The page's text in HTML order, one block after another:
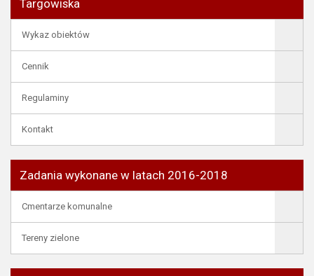
Targowiska
Wykaz obiektów
Cennik
Regulaminy
Kontakt
Zadania wykonane w latach 2016-2018
Cmentarze komunalne
Tereny zielone